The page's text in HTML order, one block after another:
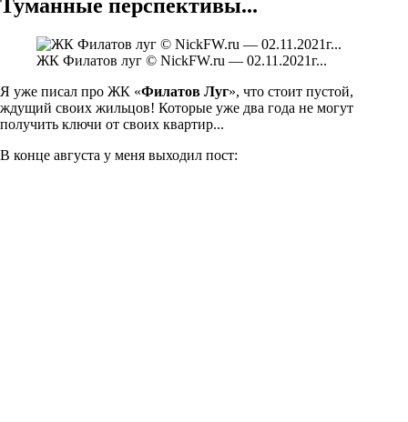
Туманные перспективы...
ЖК Филатов луг © NickFW.ru — 02.11.2021г...
Я уже писал про ЖК «Филатов Луг», что стоит пустой,
ждущий своих жильцов! Которые уже два года не могут
получить ключи от своих квартир...
В конце августа у меня выходил пост: